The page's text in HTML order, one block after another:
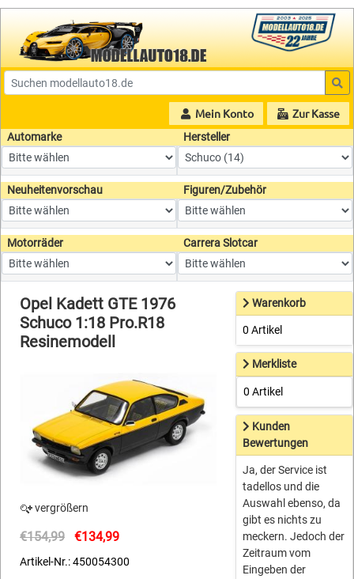
Mein Konto Zur Kasse
Automarke Hersteller
Neuheitenvorschau Figuren/Zubehör
Motorräder Carrera Slotcar
Opel Kadett GTE 1976
Schuco 1:18 Pro.R18
Resinemodell
vergrößern
€154,99 €134,99
Artikel-Nr.: 450054300
Warenkorb
0 Artikel
Merkliste
0 Artikel
Kunden
Bewertungen
Ja, der Service ist
tadellos und die
Auswahl ebenso, da
gibt es nichts zu
meckern. Jedoch der
Zeitraum vom
Eingeben der